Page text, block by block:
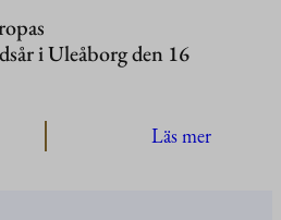
i Uleåborg den 16
Läs mer: